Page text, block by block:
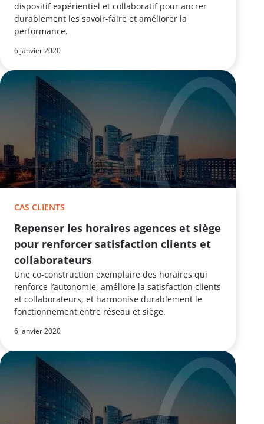
dispositif expérientiel et collaboratif pour ancrer
durablement les savoir-faire et améliorer la
performance.
6 janvier 2020
CAS CLIENTS
Repenser les horaires agences et siège
pour renforcer satisfaction clients et
collaborateurs
Une co-construction exemplaire des horaires qui
renforce l’autonomie, améliore la satisfaction clients
et collaborateurs, et harmonise durablement le
fonctionnement entre réseau et siège.
6 janvier 2020